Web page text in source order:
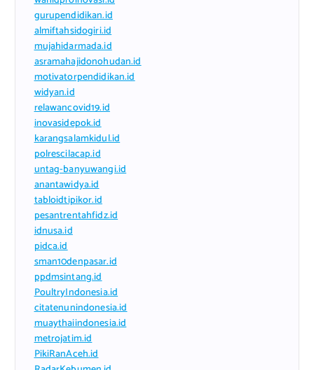
gurupendidikan.id
almiftahsidogiri.id
mujahidarmada.id
asramahajidonohudan.id
motivatorpendidikan.id
widyan.id
relawancovid19.id
inovasidepok.id
karangsalamkidul.id
polrescilacap.id
untag-banyuwangi.id
anantawidya.id
tabloidtipikor.id
pesantrentahfidz.id
idnusa.id
pidca.id
sman10denpasar.id
ppdmsintang.id
PoultryIndonesia.id
citatenunindonesia.id
muaythaiindonesia.id
metrojatim.id
PikiRanAceh.id